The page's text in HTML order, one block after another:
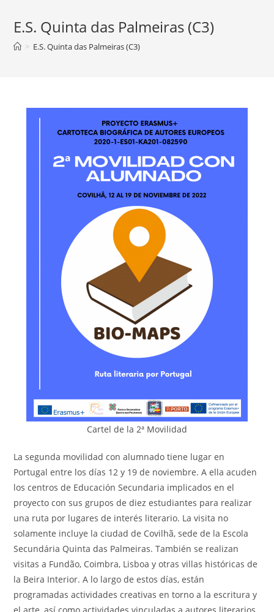
E.S. Quinta das Palmeiras (C3)
> E.S. Quinta das Palmeiras (C3)
Cartel de la 2ª Movilidad
La segunda movilidad con alumnado tiene lugar en
Portugal entre los días 12 y 19 de noviembre. A ella acuden
los centros de Educación Secundaria implicados en el
proyecto con sus grupos de diez estudiantes para realizar
una ruta por lugares de interés literario. La visita no
solamente incluye la ciudad de Covilhã, sede de la Escola
Secundária Quinta das Palmeiras. También se realizan
visitas a Fundão, Coimbra, Lisboa y otras villas históricas de
la Beira Interior. A lo largo de estos días, están
programadas actividades creativas en torno a la escritura y